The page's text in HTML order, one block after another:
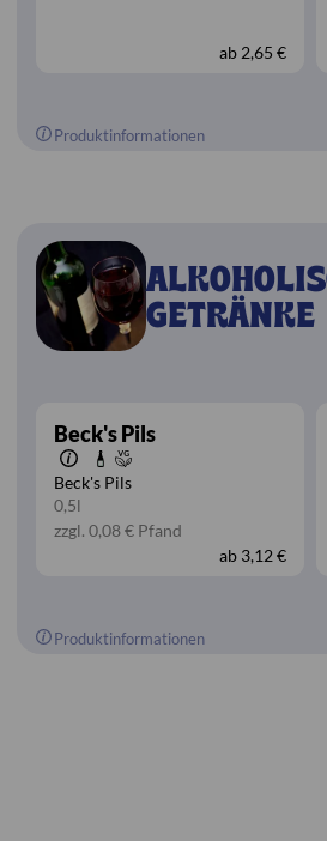
ab 2,65 €
Produktinformationen
GETRÄNKE
Beck's Pils
Beck's Pils
0,5l
zzgl. 0,08 € Pfand
ab 3,12 €
Produktinformationen